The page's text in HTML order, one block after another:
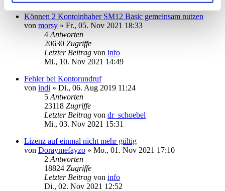
Können 2 Kontoinhaber SM12 Basic gemeinsam nutzen
von morsy » Fr., 05. Nov 2021 18:33
4 Antworten
20630 Zugriffe
Letzter Beitrag von info
Mi., 10. Nov 2021 14:49
Fehler bei Kontorundruf
von indi » Di., 06. Aug 2019 11:24
5 Antworten
23118 Zugriffe
Letzter Beitrag von dr_schoebel
Mi., 03. Nov 2021 15:31
Lizenz auf einmal nicht mehr gültig
von Doraymefayzo » Mo., 01. Nov 2021 17:10
2 Antworten
18824 Zugriffe
Letzter Beitrag von info
Di., 02. Nov 2021 12:52